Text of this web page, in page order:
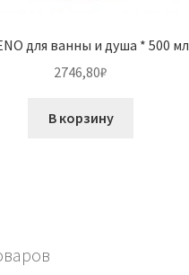
для ванны и душа * 500 мл
2746,80₽
В корзину